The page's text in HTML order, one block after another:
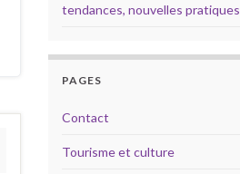
tendances, nouvelles pratiques
PAGES
Contact
Tourisme et culture